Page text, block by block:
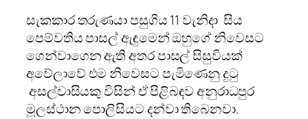
සැකකාර තරුණයා පසුගිය 11 වැනිදා සිය
පෙම්වතිය පාසල් ඇඳුමෙන් ඔහුගේ නිවෙසට
ගෙන්වාගෙන ඇති අතර පාසල් සිසුවියක්
අවේලාවේ එම නිවෙසට පැමිණෙනු දුටු
අසල්වාසියකු විසින් ඒ පිළිබඳව අනුරාධපුර
මූලස්ථාන පොලිසියට දන්වා තිබෙනවා.